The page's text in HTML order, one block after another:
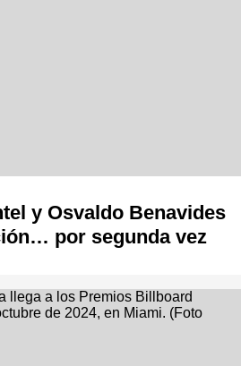
y Osvaldo Benavides
por segunda vez